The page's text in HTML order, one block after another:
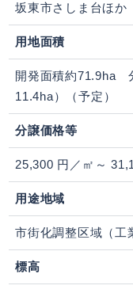
坂東市さしま台ほか
用地面積
開発面積約71.9ha
11.4ha）（予定）
分譲価格等
25,300 円／㎡～
用途地域
市街化調整区域（工
標高